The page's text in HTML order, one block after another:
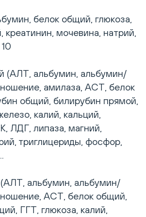
белок общий, глюкоза,
креатинин, мочевина, натрий,
(АЛТ, альбумин, альбумин/
амилаза, АСТ, белок
общий, билирубин прямой,
калий, кальций,
ЛДГ, липаза, магний,
триглицериды, фосфор,
альбумин, альбумин/
АСТ, белок общий,
ГГТ, глюкоза, калий,